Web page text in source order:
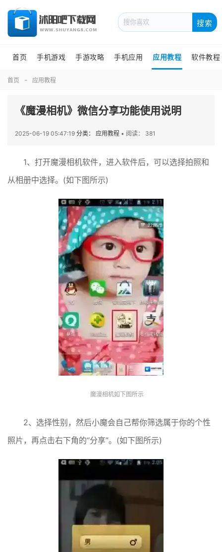
搜索
首页 手机游戏 手游攻略 手机应用 应用教程 软件教程
首页 应用教程
《魔漫相机》微信分享功能使用说明
2025-06-19 05:47:19 分类： 应用教程 • 阅读： 381
1、打开魔漫相机软件，进入软件后，可以选择拍照和
从相册中选择。(如下图所示)
魔漫相机如下图所示
2、选择性别，然后小魔会自己帮你筛选属于你的个性
照片，再点击右下角的“分享”。(如下图所示)